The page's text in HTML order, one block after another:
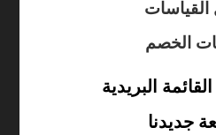
الخصم
البريدية
جديدنا